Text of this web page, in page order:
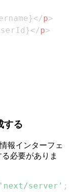
}</p>
}</p>
する
報インターフェ
必要がありま
'next/server' ;